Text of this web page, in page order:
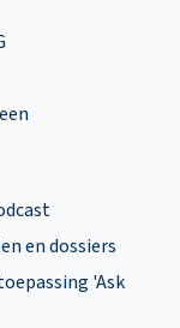
en dossiers
'Ask